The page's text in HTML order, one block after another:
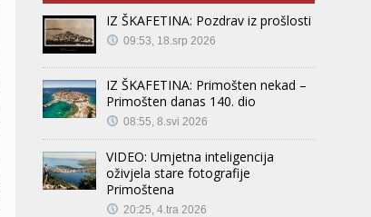
IZ ŠKAFETINA: Pozdrav iz prošlosti
09:53, 18.srp 2026
IZ ŠKAFETINA: Primošten nekad –
Primošten danas 140. dio
08:55, 8.svi 2026
VIDEO: Umjetna inteligencija
oživjela stare fotografije
Primoštena
20:25, 4.tra 2026